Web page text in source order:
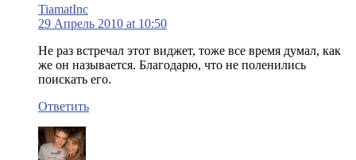
TiamatInc
29 Апрель 2010 at 10:50
Не раз встречал этот виджет, тоже все время думал, как
же он называется. Благодарю, что не поленились
поискать его.
Ответить